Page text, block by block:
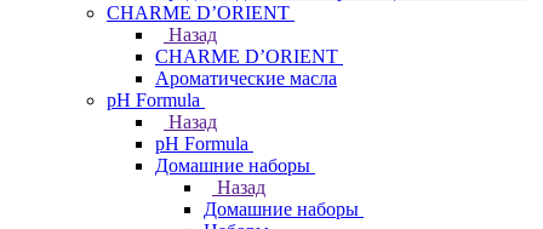
CHARME D’ORIENT
Назад
CHARME D’ORIENT
Ароматические масла
pH Formula
Назад
pH Formula
Домашние наборы
Назад
Домашние наборы